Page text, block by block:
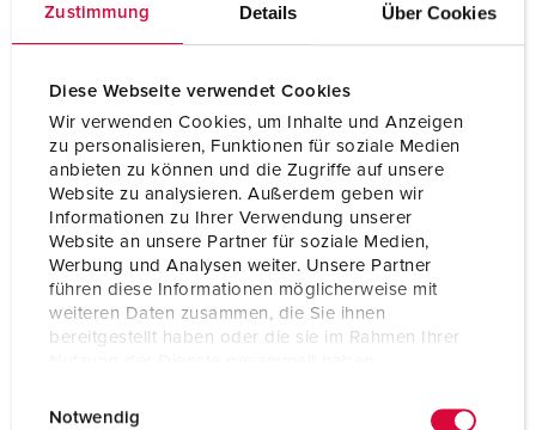
Zustimmung Details Über Cookies
Diese Webseite verwendet Cookies
Wir verwenden Cookies, um Inhalte und Anzeigen
zu personalisieren, Funktionen für soziale Medien
anbieten zu können und die Zugriffe auf unsere
Website zu analysieren. Außerdem geben wir
Informationen zu Ihrer Verwendung unserer
Website an unsere Partner für soziale Medien,
Werbung und Analysen weiter. Unsere Partner
führen diese Informationen möglicherweise mit
weiteren Daten zusammen, die Sie ihnen
bereitgestellt haben oder die sie im Rahmen Ihrer
Notwendig